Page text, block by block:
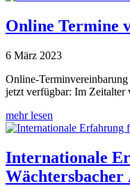
Online Termine
6 März 2023
Online-
jetzt verfügbar: Im Zeitalter
mehr lesen
Internationale
Wächtersbacher